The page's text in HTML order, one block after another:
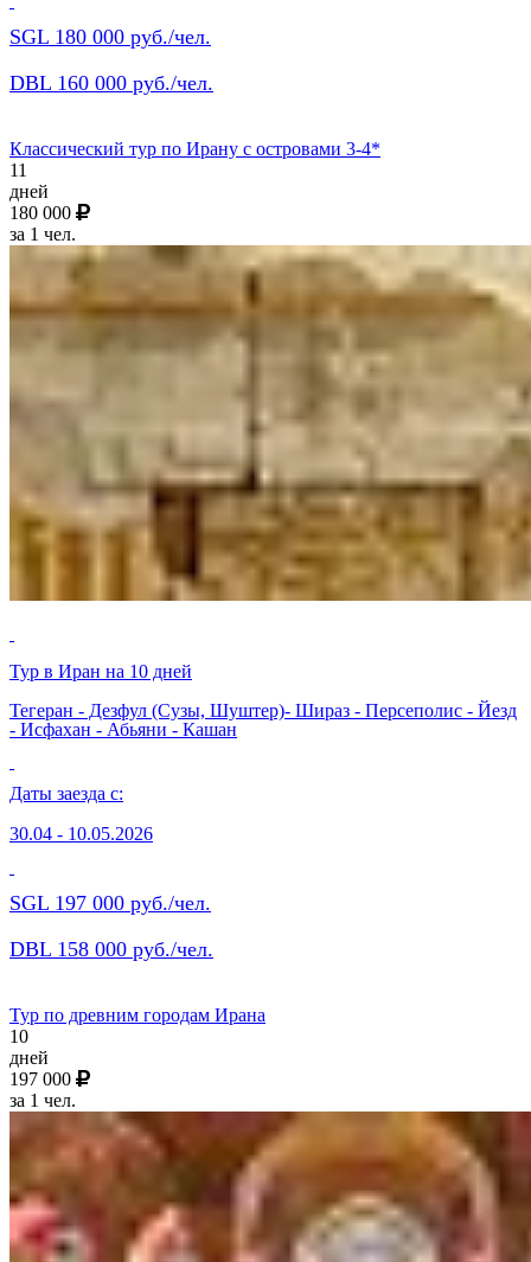
SGL 180 000 руб./чел.
DBL 160 000 руб./чел.
Классический тур по Ирану с островами 3-4*
11
дней
180 000
за 1 чел.
Тур в Иран на 10 дней
Тегеран - Дезфул (Сузы, Шуштер)- Шираз - Персеполис - Йезд
- Исфахан - Абьяни - Кашан
Даты заезда с:
30.04 - 10.05.2026
SGL 197 000 руб./чел.
DBL 158 000 руб./чел.
Тур по древним городам Ирана
10
дней
197 000
за 1 чел.